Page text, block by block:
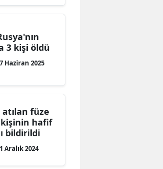
3 kişi öldü
Haziran 2025
füze
hafif
bildirildi
Aralık 2024